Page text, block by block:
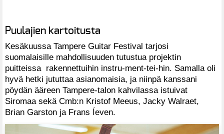
Puulajien kartoitusta
Kesäkuussa Tampere Guitar Festival tarjosi
suomalaisille mahdollisuuden tutustua projektin
puitteissa rakennettuihin instru-ment-tei-hin. Samalla oli
hyvä hetki jututtaa asianomaisia, ja niinpä kanssani
pöydän ääreen Tampere-talon kahvilassa istuivat
Siromaa sekä Cmb:n Kristof Meeus, Jacky Walraet,
Brian Garston ja Frans Íeven.